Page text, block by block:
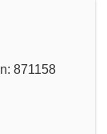
871158